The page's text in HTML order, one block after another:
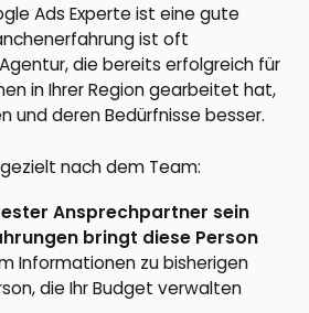
Ads Experte ist eine gute
ist oft
die bereits erfolgreich für
in Ihrer Region gearbeitet hat,
und deren Bedürfnisse besser.
nach dem Team:
Ansprechpartner sein
bringt diese Person
Informationen zu bisherigen
die Ihr Budget verwalten